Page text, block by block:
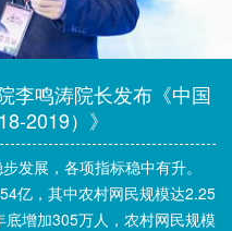
李鸣涛院长发布《中国
2019）》
发展，各项指标稳中有升。
亿，其中农村网民规模达2.25
增加305万人，农村网民规模